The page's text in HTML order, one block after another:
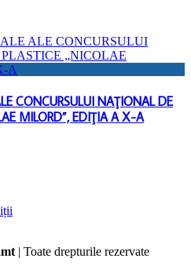
CONCURSULUI NAŢIONAL DE
MILORD”, EDIŢIA A X-A
| Toate drepturile rezervate